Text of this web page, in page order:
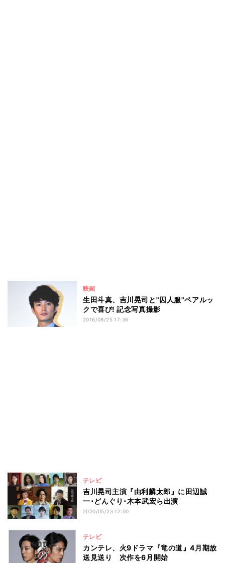
映画
生田斗真、吉川晃司と"囚人服"ペアルッ
クで喜び! 記念写真撮影
2016/08/25 17:36
テレビ
吉川晃司主演『由利麟太郎』に田辺誠
一･どんぐり･木本武宏ら出演
2020/05/23 12:00
テレビ
カンテレ、火9ドラマ『竜の道』4月期放
送見送り 次作を6月開始